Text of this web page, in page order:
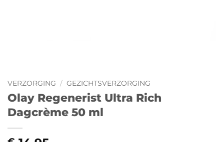
VERZORGING / GEZICHTSVERZORGING
Olay Regenerist Ultra Rich
Dagcrème 50 ml